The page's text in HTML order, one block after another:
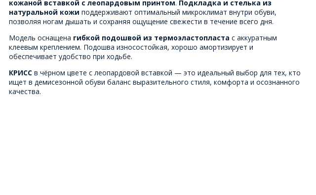
кожаной вставкой с леопардовым принтом. Подкладка и стелька из
натуральной кожи поддерживают оптимальный микроклимат внутри обуви,
позволяя ногам дышать и сохраняя ощущение свежести в течение всего дня.
Модель оснащена гибкой подошвой из термоэластопласта с аккуратным
клеевым креплением. Подошва износостойкая, хорошо амортизирует и
обеспечивает удобство при ходьбе.
КРИСС в чёрном цвете с леопардовой вставкой — это идеальный выбор для тех, кто
ищет в демисезонной обуви баланс выразительного стиля, комфорта и осознанного
качества.